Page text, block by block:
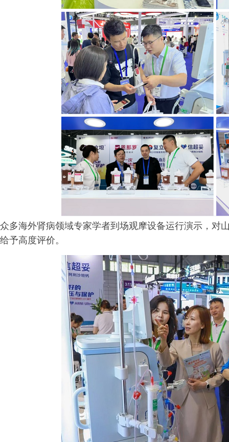
众多海外肾病领域专家学者到场观摩设备运行演示，对
给予高度评价。